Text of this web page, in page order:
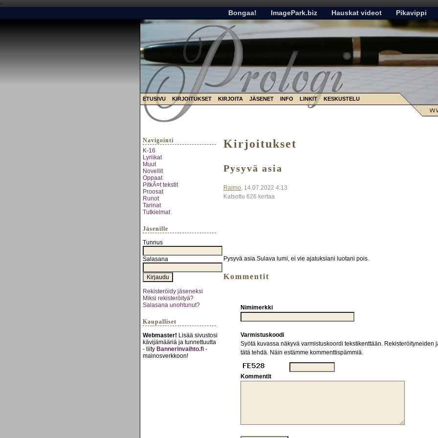
-
Bongaa! ImagePark.biz Hauskat videot Pikavippi
ETUSIVU KIRJOITUKSET KIRJOITA JÄSENET INFO LINKIT KESKUSTELU
Navigointi
K-16
Lyriikat
Muut
Novellit
Oppaat
PitkÃ¤t tekstit
Proosat
Runot
Tarinat
Tutkielmat
Jäsenille
Tunnus
Salasana
Rekisteröidy jäseneksi
Miksi rekisteröityä?
Salasana unohtunut?
Kaupalliset
Webmaster! Lisää sivustosi
kävijämääriä ja tunnettuutta
- liity Bannerinvaihto.fi -
mainosverkkoon!
Kirjoitukset
Pysyvä asia
Raimo, 14.07.2022 4:13
Katsottu 626 kertaa
Pysyvä asia Sulava lumi, ei vie ajatuksiani luotani pois.
Kommentit
Nimimerkki
Varmistuskoodi
Syötä kuvassa näkyvä varmistuskoordi tekstikenttään. Rekisteröityneiden
tätä tehdä. Näin estämme kommenttispämmiä.
Kommentit